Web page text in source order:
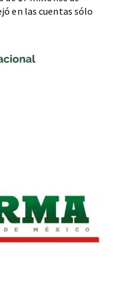
en las cuentas sólo